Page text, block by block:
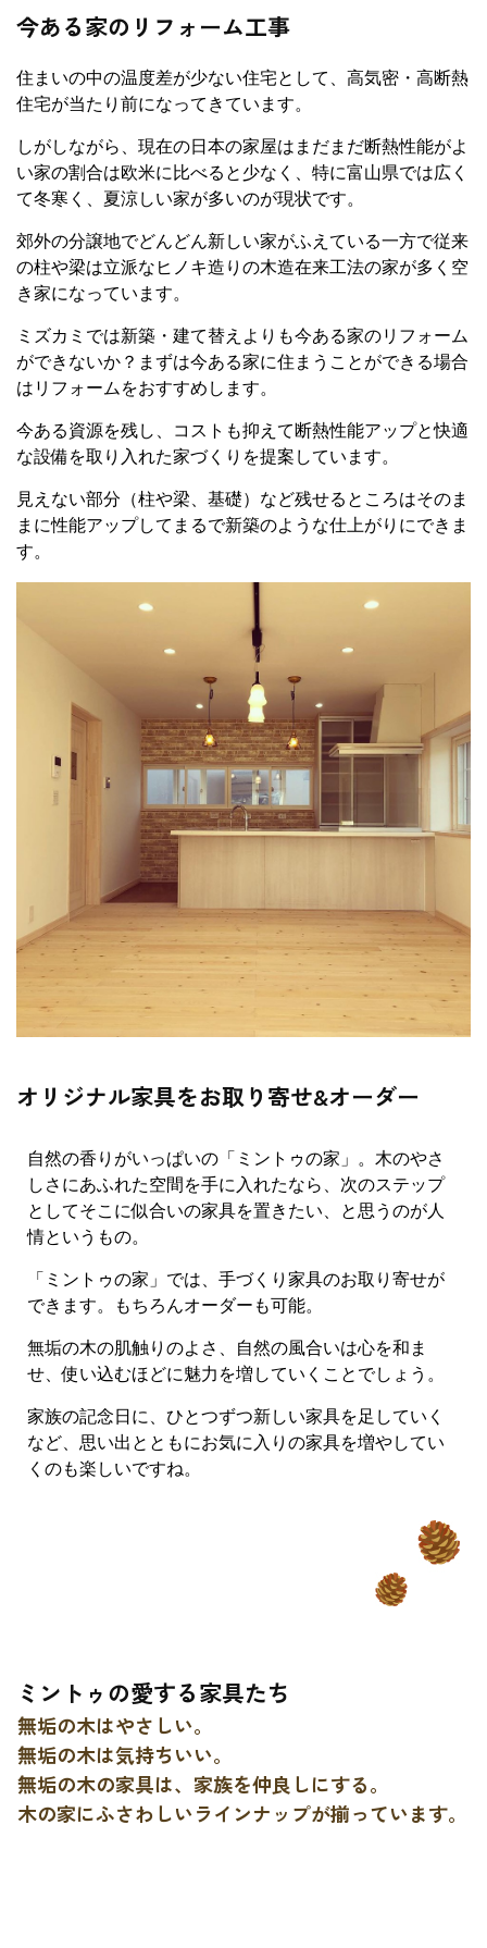
今ある家のリフォーム工事
住まいの中の温度差が少ない住宅として、高気密・高断熱
住宅が当たり前になってきています。
しがしながら、現在の日本の家屋はまだまだ断熱性能がよ
い家の割合は欧米に比べると少なく、特に富山県では広く
て冬寒く、夏涼しい家が多いのが現状です。
郊外の分譲地でどんどん新しい家がふえている一方で従来
の柱や梁は立派なヒノキ造りの木造在来工法の家が多く空
き家になっています。
ミズカミでは新築・建て替えよりも今ある家のリフォーム
ができないか？まずは今ある家に住まうことができる場合
はリフォームをおすすめします。
今ある資源を残し、コストも抑えて断熱性能アップと快適
な設備を取り入れた家づくりを提案しています。
見えない部分（柱や梁、基礎）など残せるところはそのま
まに性能アップしてまるで新築のような仕上がりにできま
す。
オリジナル家具をお取り寄せ&オーダー
自然の香りがいっぱいの「ミントゥの家」。木のやさ
しさにあふれた空間を手に入れたなら、次のステップ
としてそこに似合いの家具を置きたい、と思うのが人
情というもの。
「ミントゥの家」では、手づくり家具のお取り寄せが
できます。もちろんオーダーも可能。
無垢の木の肌触りのよさ、自然の風合いは心を和ま
せ、使い込むほどに魅力を増していくことでしょう。
家族の記念日に、ひとつずつ新しい家具を足していく
など、思い出とともにお気に入りの家具を増やしてい
くのも楽しいですね。
ミントゥの愛する家具たち
無垢の木はやさしい。
無垢の木は気持ちいい。
無垢の木の家具は、家族を仲良しにする。
木の家にふさわしいラインナップが揃っています。